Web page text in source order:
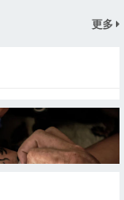
更多